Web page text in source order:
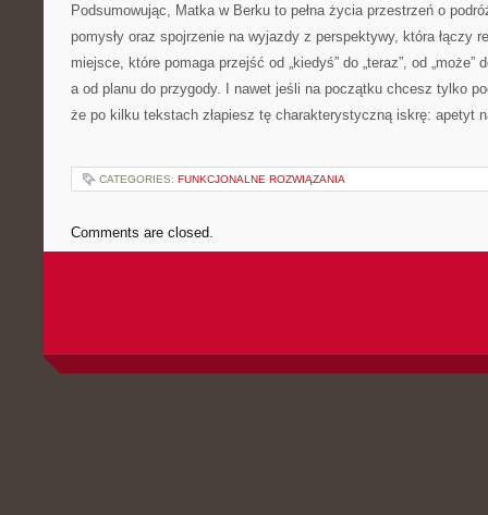
Podsumowując, Matka w Berku to pełna życia przestrzeń o
pomysły oraz spojrzenie na wyjazdy z perspektywy, która łączy
miejsce, które pomaga przejść od „kiedyś” do „teraz”, od „może”
a od planu do przygody. I nawet jeśli na początku chcesz tylko
że po kilku tekstach złapiesz tę charakterystyczną iskrę: apetyt
CATEGORIES: FUNKCJONALNE ROZWIĄZANIA
Comments are closed.